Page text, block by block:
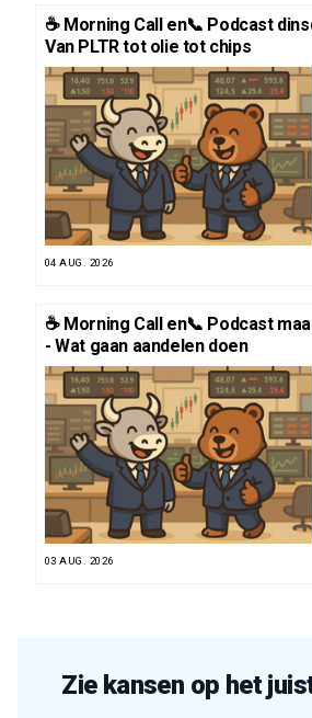
☕️ Morning Call en📞 Podcast
Van PLTR tot olie tot chips
04 AUG. 2026
☕️ Morning Call en📞 Podcast
- Wat gaan aandelen doen
03 AUG. 2026
Zie kansen op het